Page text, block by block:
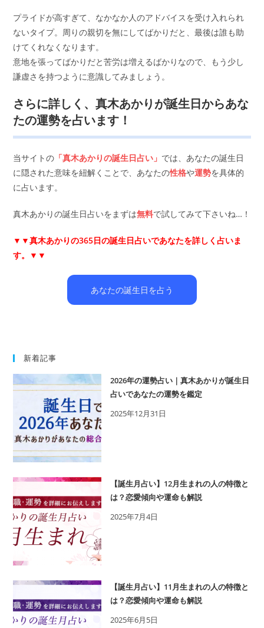
プライドが高すぎて、なかなか人のアドバイスを受け入れられ
ないタイプ。周りの親切を無にしてばかりだと、最後は誰も助
けてくれなくなります。
意地を張ってばかりだと苦労は増えるばかりなので、もう少し
謙虚さを持つように意識してみましょう。
さらに詳しく、真木あかりが誕生日からあな
たの運勢を占います！
当サイトの 「真木あかりの誕生日占い」 では、あなたの誕生日
に隠された意味を紐解くことで、あなたの性格や運勢を具体的
に占います。
真木あかりの誕生日占いをまずは無料で試してみて下さいね…！
▼▼真木あかりの365日の誕生日占いであなたを詳しく占いま
す。▼▼
あなたの誕生日を占う
新着記事
2026年の運勢占い｜真木あかりが誕生日
占いであなたの運勢を鑑定
2025年12月31日
【誕生月占い】12月生まれの人の特徴と
は？恋愛傾向や運命も解説
2025年7月4日
【誕生月占い】11月生まれの人の特徴と
は？恋愛傾向や運命も解説
2025年6月5日